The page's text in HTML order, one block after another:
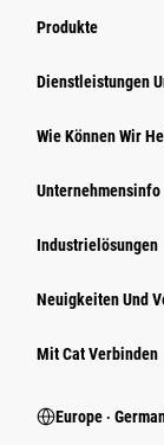
Produkte
Dienstleistungen
Wie Können Wir
Unternehmensinfo
Industrielösungen
Neuigkeiten Und
Mit Cat Verbinden
Europe ‧